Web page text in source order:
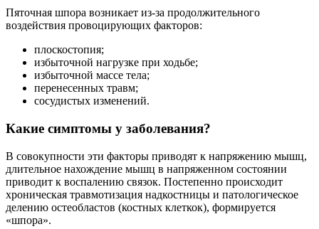
Пяточная шпора возникает из-за продолжительного
воздействия провоцирующих факторов:
плоскостопия;
избыточной нагрузке при ходьбе;
избыточной массе тела;
перенесенных травм;
сосудистых изменений.
Какие симптомы у заболевания?
В совокупности эти факторы приводят к напряжению мышц,
длительное нахождение мышц в напряженном состоянии
приводит к воспалению связок. Постепенно происходит
хроническая травмотизация надкостницы и патологическое
делению остеобластов (костных клеткок), формируется
«шпора».